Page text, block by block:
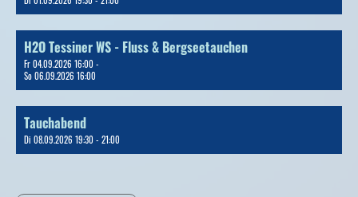
H2O Tessiner WS - Fluss & Bergseetauchen
Fr 04.09.2026 16:00 -
So 06.09.2026 16:00
Tauchabend
Di 08.09.2026 19:30 - 21:00